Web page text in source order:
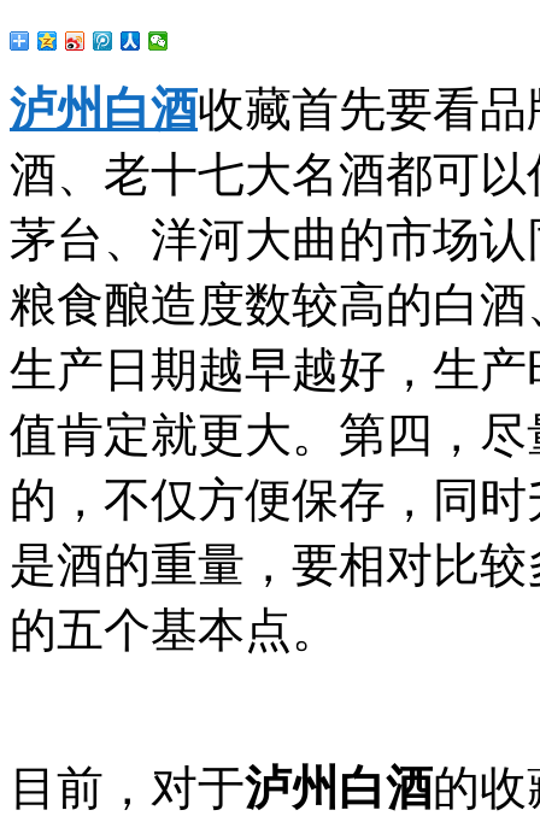
泸州白酒收藏首先要看
酒、老十七大名酒都可
茅台、洋河大曲的市场
粮食酿造度数较高的白
生产日期越早越好，生
值肯定就更大。第四，
的，不仅方便保存，同
是酒的重量，要相对比
的五个基本点。
目前，对于泸州白酒的